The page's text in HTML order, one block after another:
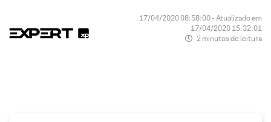
17/04/2020 08:58:00 • Atualizado em
17/04/2020 15:32:01
2 minutos de leitura